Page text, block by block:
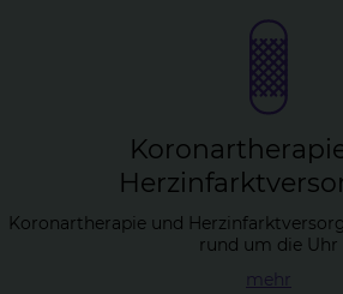
Koronartherapie und
rund um die Uhr
mehr